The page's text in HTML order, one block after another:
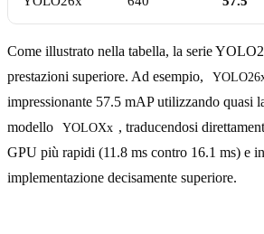
Come illustrato nella tabella, la serie
prestazioni superiore. Ad esempio,
impressionante 57.5 mAP utilizzando quasi
modello
YOLOXx , traducendosi
GPU più rapidi (11.8 ms contro 16.1 ms) e
implementazione decisamente superiore.